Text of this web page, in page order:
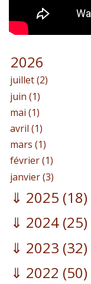
2026
juillet (2)
juin (1)
mai (1)
avril (1)
mars (1)
février (1)
janvier (3)
2025 (18)
2024 (25)
2023 (32)
2022 (50)